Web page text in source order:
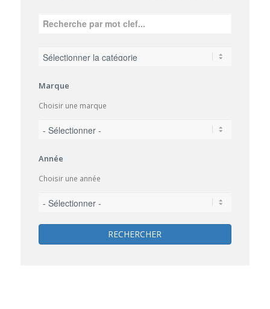
Marque
Choisir une marque
Année
Choisir une année
RECHERCHER